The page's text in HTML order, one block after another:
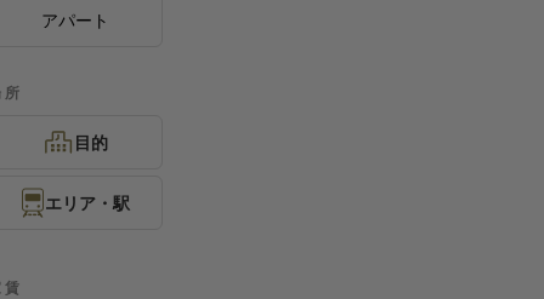
アパート
所
目的
エリア・駅
賃